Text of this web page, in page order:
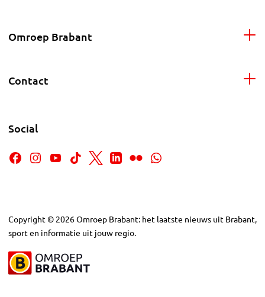
Omroep Brabant
Contact
Social
Copyright © 2026Omroep Brabant: het laatste nieuws uit Brabant,
sport en informatie uit jouw regio.